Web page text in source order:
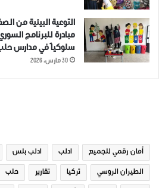
التوعية البيئية من
مبادرة للبرنامج
سلوكياً في مدارس
30 مارس، 2026
أمان رقمي للجميع ادلب ادلب بلس
الطيران الروسي تركيا تقارير حلب